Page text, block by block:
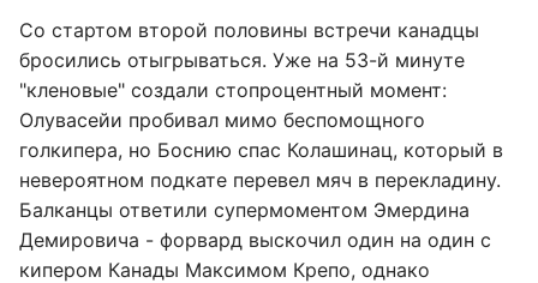
Со стартом второй половины встречи канадцы
бросились отыгрываться. Уже на 53-й минуте
"кленовые" создали стопроцентный момент:
Олувасейи пробивал мимо беспомощного
голкипера, но Боснию спас Колашинац, который в
невероятном подкате перевел мяч в перекладину.
Балканцы ответили супермоментом Эмердина
Демировича - форвард выскочил один на один с
кипером Канады Максимом Крепо, однако